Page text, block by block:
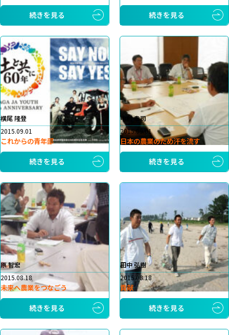
続きを見る
続きを見る
横尾 隆登
2015.09.01
これからの青年部
続きを見る
中村 幸司
2015.09.01
日本の農業のため汗を流す
続きを見る
原 智宏
2015.08.18
未来へ農業をつなごう
続きを見る
田中 弘樹
2015.08.18
貢献
続きを見る